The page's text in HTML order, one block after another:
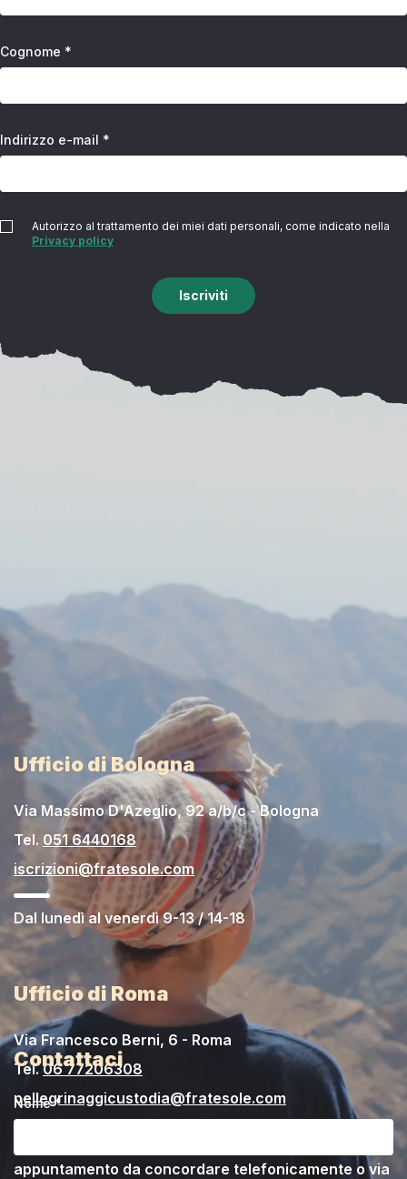
Cognome *
Indirizzo e-mail *
Autorizzo al trattamento dei miei dati personali, come indicato nella
Privacy policy
Iscriviti
Ufficio di Bologna
Via Massimo D'Azeglio, 92 a/b/c - Bologna
Tel. 051 6440168
iscrizioni@fratesole.com
Dal lunedì al venerdì 9-13 / 14-18
Ufficio di Roma
Via Francesco Berni, 6 - Roma
Tel.06 77206308
pellegrinaggicustodia@fratesole.com
appuntamento da concordare telefonicamente o via
Contattaci
Nome *